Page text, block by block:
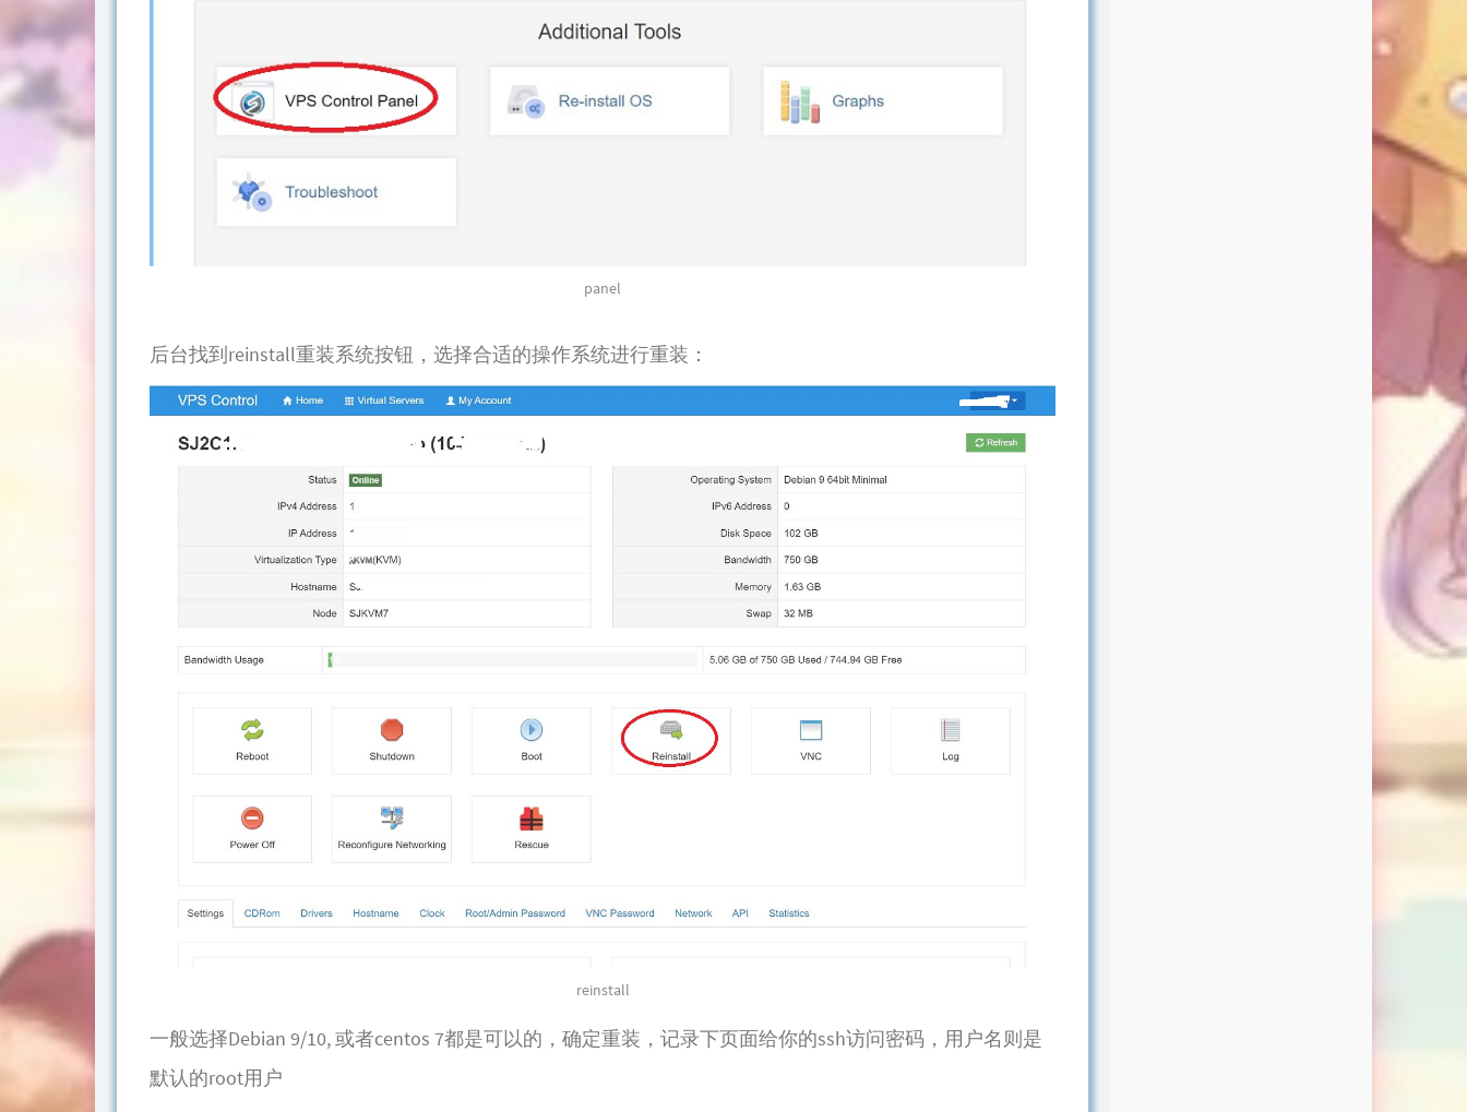
panel
后台找到reinstall重装系统按钮，选择合适的操作系统进行重装：
reinstall
一般选择Debian 9/10, 或者centos 7都是可以的，确定重装，记录下页面给你的ssh访问密码，用户名则是
默认的root用户